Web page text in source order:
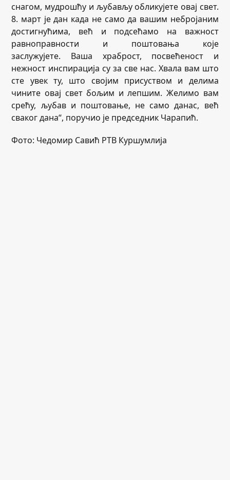
снагом, мудрошћу и љубављу обликујете овај свет.
8. март је дан када не само да вашим небројаним
достигнућима, већ и подсећамо на важност
равноправности и поштовања које
заслужујете. Ваша храброст, посвећеност и
нежност инспирација су за све нас. Хвала вам што
сте увек ту, што својим присуством и делима
чините овај свет бољим и лепшим. Желимо вам
срећу, љубав и поштовање, не само данас, већ
сваког дана“, поручио је председник Чарапић.
Фото: Чедомир Савић РТВ Куршумлија